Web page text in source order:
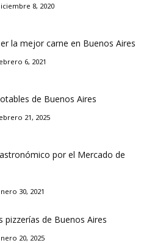
8, 2020
la mejor carne en Buenos Aires
6, 2021
de Buenos Aires
21, 2025
por el Mercado de
30, 2021
pizzerías de Buenos Aires
20, 2025